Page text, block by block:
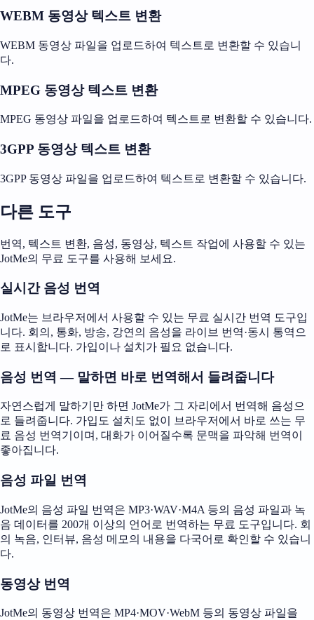
WEBM 동영상 텍스트 변환
WEBM 동영상 파일을 업로드하여 텍스트로 변환할 수 있습니
다.
MPEG 동영상 텍스트 변환
MPEG 동영상 파일을 업로드하여 텍스트로 변환할 수 있습니다.
3GPP 동영상 텍스트 변환
3GPP 동영상 파일을 업로드하여 텍스트로 변환할 수 있습니다.
다른 도구
번역, 텍스트 변환, 음성, 동영상, 텍스트 작업에 사용할 수 있는
JotMe의 무료 도구를 사용해 보세요.
실시간 음성 번역
JotMe는 브라우저에서 사용할 수 있는 무료 실시간 번역 도구입
니다. 회의, 통화, 방송, 강연의 음성을 라이브 번역·동시 통역으
로 표시합니다. 가입이나 설치가 필요 없습니다.
음성 번역 — 말하면 바로 번역해서 들려줍니다
자연스럽게 말하기만 하면 JotMe가 그 자리에서 번역해 음성으
로 들려줍니다. 가입도 설치도 없이 브라우저에서 바로 쓰는 무
료 음성 번역기이며, 대화가 이어질수록 문맥을 파악해 번역이
좋아집니다.
음성 파일 번역
JotMe의 음성 파일 번역은 MP3·WAV·M4A 등의 음성 파일과 녹
음 데이터를 200개 이상의 언어로 번역하는 무료 도구입니다. 회
의 녹음, 인터뷰, 음성 메모의 내용을 다국어로 확인할 수 있습니
다.
동영상 번역
JotMe의 동영상 번역은 MP4·MOV·WebM 등의 동영상 파일을